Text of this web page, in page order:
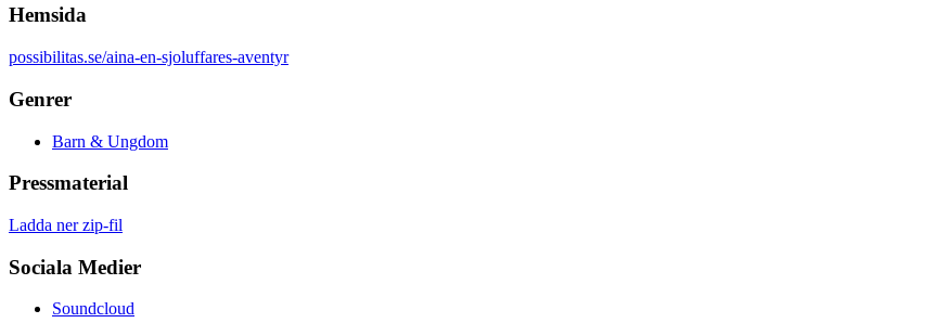
Hemsida
possibilitas.se/aina-en-sjoluffares-aventyr
Genrer
Barn & Ungdom
Pressmaterial
Ladda ner zip-fil
Sociala Medier
Soundcloud